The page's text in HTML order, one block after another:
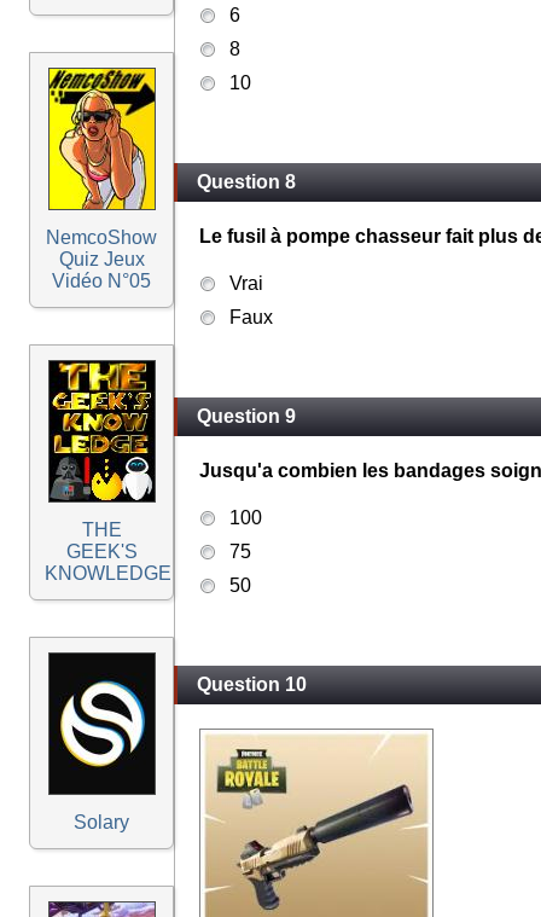
NemcoShow
Quiz Jeux
Vidéo N°05
THE
GEEK'S
KNOWLEDGE
Solary
6
8
10
Question 8
Le fusil à pompe chasseur fait plus
Vrai
Faux
Question 9
Jusqu'a combien les bandages
100
75
50
Question 10